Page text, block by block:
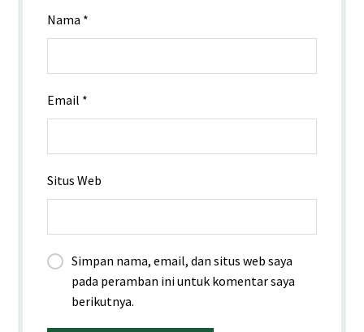
Nama *
Email *
Situs Web
Simpan nama, email, dan situs web saya
pada peramban ini untuk komentar saya
berikutnya.